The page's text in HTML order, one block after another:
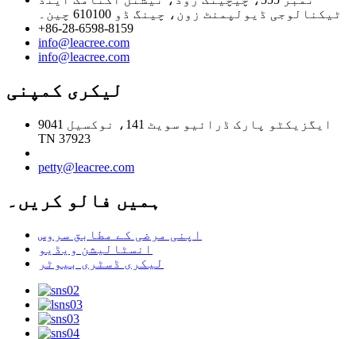
ٹیکنالوجی ڈیولپمنٹ زون، چینگ ڈو 610100 چین۔
+86-28-6598-8159
info@leacree.com
info@leacree.com
لیکری کمپنی
9041 ایگزیکٹو پارک ڈرائیو سویٹ 141، نوکسیل
TN 37923
petty@leacree.com
ہمیں فالو کریں۔
اپنی مرضی کے مطابق سروس
انسٹالیشن ویڈیو
لیکری ڈسٹری بیوٹر